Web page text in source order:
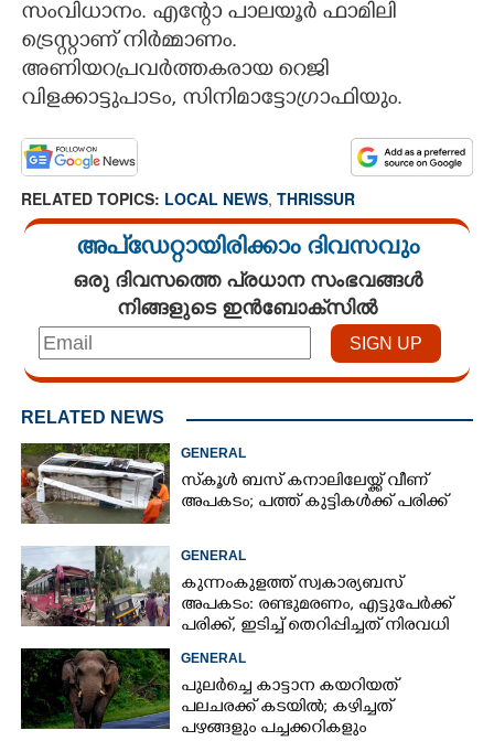
സംവിധാനം. എന്റോ പാലയൂർ ഫാമിലി
ട്രെസ്റ്റാണ് നിർമ്മാണം.
അണിയറപ്രവർത്തകരായ റെജി
വിളക്കാട്ടുപാടം, സിനിമാട്ടോഗ്രാഫിയും.
RELATED TOPICS: LOCAL NEWS, THRISSUR
അപ്ഡേറ്റായിരിക്കാം ദിവസവും
ഒരു ദിവസത്തെ പ്രധാന സംഭവങ്ങൾ
നിങ്ങളുടെ ഇൻബോക്സിൽ
RELATED NEWS
GENERAL
സ്‌കൂൾ ബസ് കനാലിലേയ്ക്ക് വീണ്
അപകടം; പത്ത് കുട്ടികൾക്ക് പരിക്ക്
GENERAL
കുന്നംകുളത്ത് സ്വകാര്യബസ്
അപകടം: രണ്ടുമരണം, എട്ടുപേർക്ക്
പരിക്ക്, ഇടിച്ച് തെറിപ്പിച്ചത് നിരവധി
വാഹനങ്ങളെ
GENERAL
പുലർച്ചെ കാട്ടാന കയറിയത്
പലചരക്ക് കടയിൽ; കഴിച്ചത്
പഴങ്ങളും പച്ചക്കറികളും